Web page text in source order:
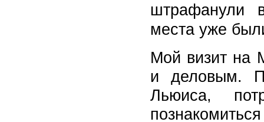
штрафанули
места уже
Мой визит на
и деловым.
Льюиса,